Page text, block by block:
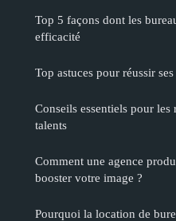
Top 5 façons dont les
efficacité
Top astuces pour réussir
Conseils essentiels pour
talents
Comment une agence
booster votre image ?
Pourquoi la location de